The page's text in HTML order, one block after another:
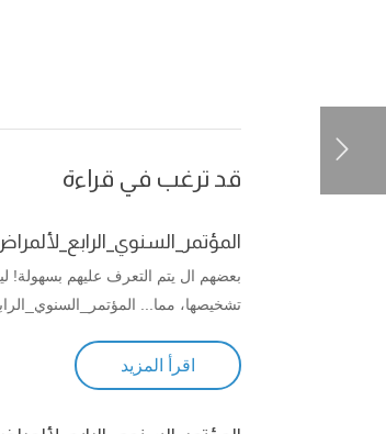
قد ترغب في قراءة
بعضهم ال يتم التعرف عليهم بسهولة!
تشخيصها، مما...
اقرأ المزيد